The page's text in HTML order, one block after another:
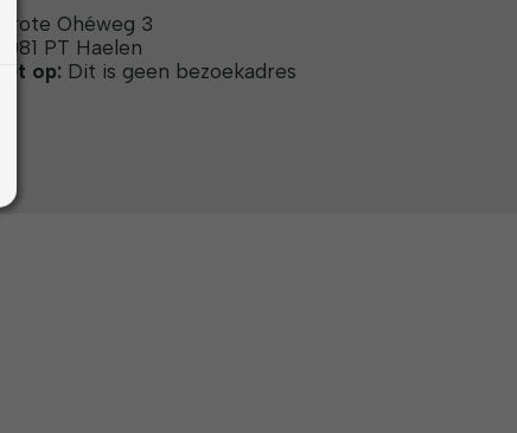
Grote Ohéweg 3
6081 PT Haelen
Let op: Dit is geen bezoekadres